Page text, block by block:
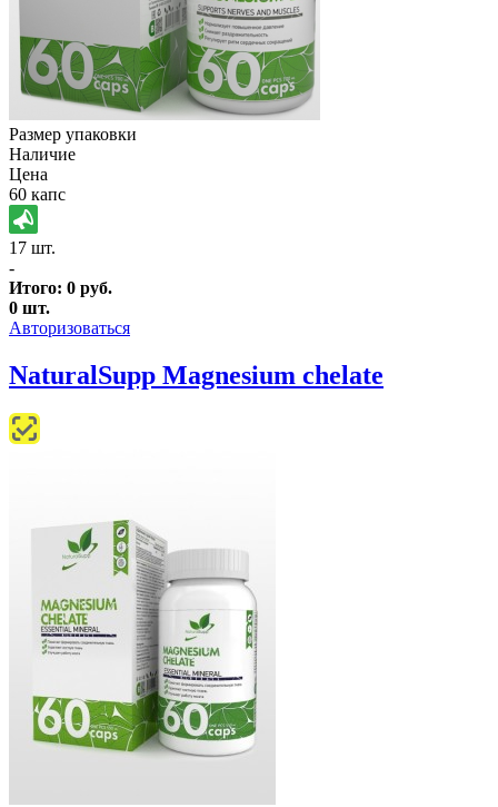
Размер упаковки
Наличие
Цена
60 капс
17 шт.
-
Итого: 0 руб.
0 шт.
Авторизоваться
NaturalSupp Magnesium chelate